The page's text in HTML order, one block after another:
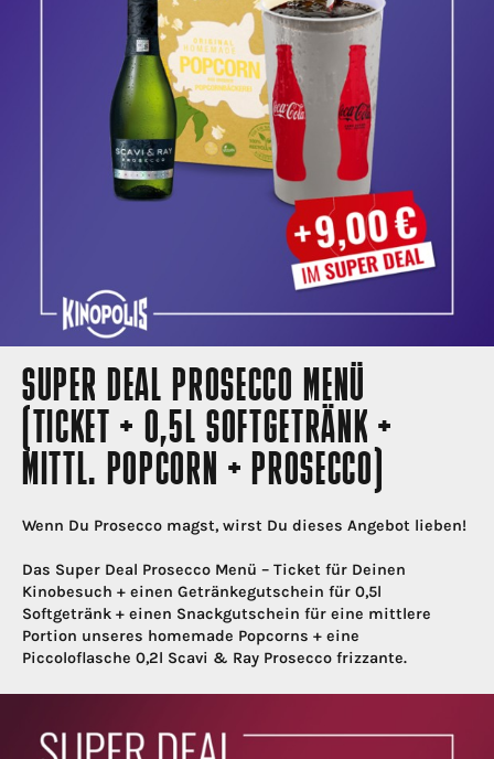
SUPER DEAL PROSECCO MENÜ
(TICKET + 0,5L SOFTGETRÄNK +
MITTL. POPCORN + PROSECCO)
Wenn Du Prosecco magst, wirst Du dieses Angebot lieben!
Das Super Deal Prosecco Menü – Ticket für Deinen
Kinobesuch + einen Getränkegutschein für 0,5l
Softgetränk + einen Snackgutschein für eine mittlere
Portion unseres homemade Popcorns + eine
Piccoloflasche 0,2l Scavi & Ray Prosecco frizzante.